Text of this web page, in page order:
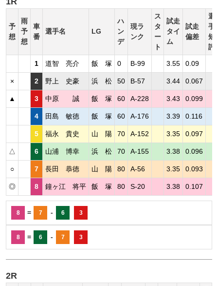
予
想
雨
予
想
車
番
選手名 LG
ハ
ン
デ
現ラ
ンク
ス
タ
ー
ト
試走
タイ
ム
試走
偏差
選
手
短
評
1 道智 亮介 飯 塚 0 B-99 3.55 0.09
× 2 野上 史豪 浜 松 50 B-57 3.44 0.067
▲ 3 中原 誠 飯 塚 60 A-228 3.43 0.099
4 田島 敏徳 飯 塚 60 A-176 3.39 0.116
5 福永 貴史 山 陽 70 A-152 3.35 0.097
△ 6 山浦 博幸 浜 松 70 A-155 3.38 0.096
○ 7 長田 恭徳 山 陽 80 A-56 3.35 0.093
◎ 8 鐘ヶ江 将平 飯 塚 80 S-20 3.38 0.107
8 = 7 - 6 3
8 = 6 - 7 3
2R